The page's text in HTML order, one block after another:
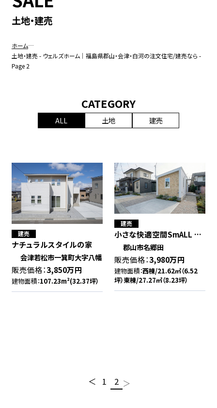
Instagramから問い合わせ
フリーダイヤル
プライバシーポリシー
土地・建売
ホーム
土地・建売 - ウェルズホーム｜福島県郡山・会津・白河の注文住宅/建売なら -
Page 2
CATEGORY
ALL 土地 建売
建売
ナチュラルスタイルの家
会津若松市一箕町大字八幡
販売価格：3,850万円
建物面積：107.23m²(32.37坪）
建売
小さな快適空間SmALL 2
郡山市名郷田
販売価格：3,980万円
建物面積：西棟/21.62㎡（6.52
坪）東棟/27.27㎡（8.23坪）
＜ 前
の
投
1 2 ＞